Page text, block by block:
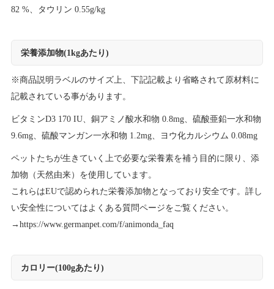
82 %、タウリン 0.55g/kg
栄養添加物(1kgあたり)
※商品説明ラベルのサイズ上、下記記載より省略されて原材料に
記載されている事があります。
ビタミンD3 170 IU、銅アミノ酸水和物 0.8mg、硫酸亜鉛一水和物
9.6mg、硫酸マンガン一水和物 1.2mg、ヨウ化カルシウム 0.08mg
ペットたちが生きていく上で必要な栄養素を補う目的に限り、添
加物（天然由来）を使用しています。
これらはEUで認められた栄養添加物となっており安全です。詳し
い安全性についてはよくある質問ページをご覧ください。
→ https://www.germanpet.com/f/animonda_faq
カロリー(100gあたり)